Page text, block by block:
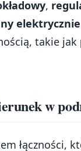
,
elektrycznie
takie jak
w
łączności,